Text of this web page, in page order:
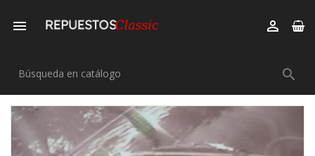
 
